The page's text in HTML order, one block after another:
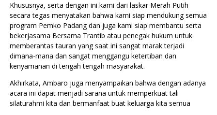
Khususnya, serta dengan ini kami dari laskar Merah Putih
secara tegas menyatakan bahwa kami siap mendukung semua
program Pemko Padang dan juga kami siap membantu serta
bekerjasama Bersama Trantib atau penegak hukum untuk
memberantas tauran yang saat ini sangat marak terjadi
dimana-mana dan sangat menggangu ketertiban dan
kenyamanan di tengah tengah masyarakat.
Akhirkata, Ambaro juga menyampaikan bahwa dengan adanya
acara ini dapat menjadi sarana untuk memperkuat tali
silaturahmi kita dan bermanfaat buat keluarga kita semua